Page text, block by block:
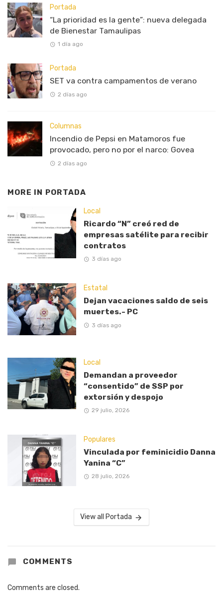
Portada
“La prioridad es la gente”: nueva delegada
de Bienestar Tamaulipas
1 día ago
Portada
SET va contra campamentos de verano
2 días ago
Columnas
Incendio de Pepsi en Matamoros fue
provocado, pero no por el narco: Govea
2 días ago
MORE IN PORTADA
Local
Ricardo “N” creó red de
empresas satélite para recibir
contratos
3 días ago
Estatal
Dejan vacaciones saldo de seis
muertes.- PC
3 días ago
Local
Demandan a proveedor
“consentido” de SSP por
extorsión y despojo
29 julio, 2026
Populares
Vinculada por feminicidio Danna
Yanina “C”
28 julio, 2026
View all Portada
COMMENTS
Comments are closed.